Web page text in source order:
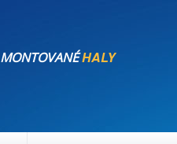
MONTOVANÉHALY